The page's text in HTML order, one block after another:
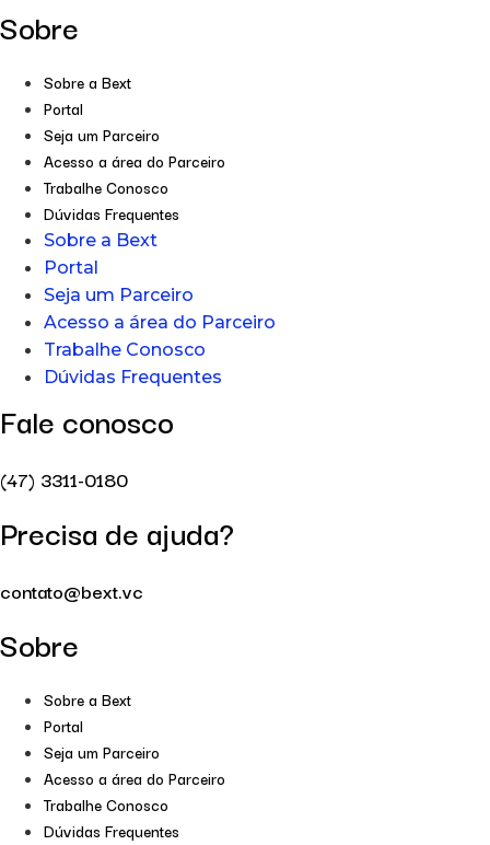
Sobre
Sobre a Bext
Portal
Seja um Parceiro
Acesso a área do Parceiro
Trabalhe Conosco
Dúvidas Frequentes
Sobre a Bext
Portal
Seja um Parceiro
Acesso a área do Parceiro
Trabalhe Conosco
Dúvidas Frequentes
Fale conosco
(47) 3311-0180
Precisa de ajuda?
contato@bext.vc
Sobre
Sobre a Bext
Portal
Seja um Parceiro
Acesso a área do Parceiro
Trabalhe Conosco
Dúvidas Frequentes